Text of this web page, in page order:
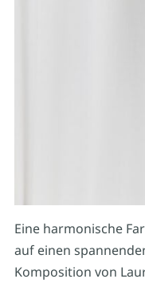
Eine harmonische
auf einen
Komposition von